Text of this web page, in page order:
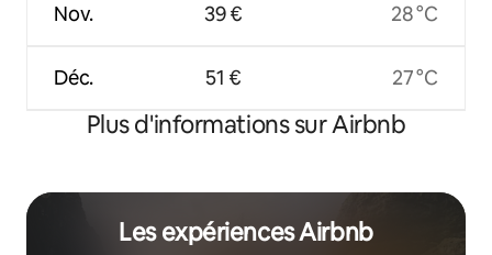
Nov.
Déc.
39 €
51 €
28 °C
27 °C
Plus d'informations sur Airbnb
Les expériences Airbnb